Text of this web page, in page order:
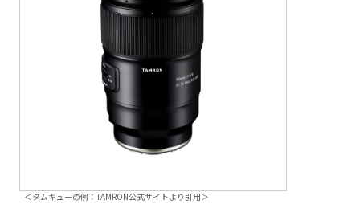
＜タムキューの例：TAMRON公式サイトより引用＞